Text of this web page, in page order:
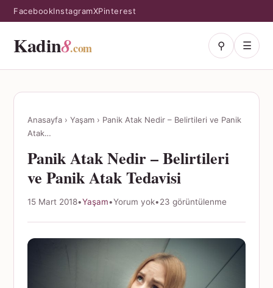
FacebookInstagramXPinterest
Kadin8.com ⚲ ☰
Anasayfa › Yaşam › Panik Atak Nedir – Belirtileri ve Panik
Atak…
Panik Atak Nedir – Belirtileri
ve Panik Atak Tedavisi
15 Mart 2018•Yaşam•Yorum yok•23 görüntülenme